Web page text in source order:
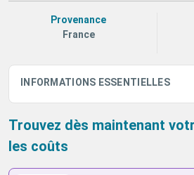
Provenance
France
INFORMATIONS ESSENTIELLES
Trouvez dès maintenant
les coûts